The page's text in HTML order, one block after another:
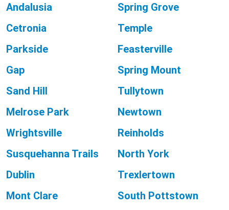
Andalusia
Spring Grove
Cetronia
Temple
Parkside
Feasterville
Gap
Spring Mount
Sand Hill
Tullytown
Melrose Park
Newtown
Wrightsville
Reinholds
Susquehanna Trails
North York
Dublin
Trexlertown
Mont Clare
South Pottstown